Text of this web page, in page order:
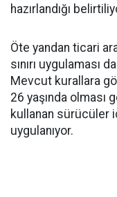
hazırlandığı
Öte yandan ticari
sınırı uygulaması
Mevcut kurallara
26 yaşında olması
kullanan sürücüler
uygulanıyor.